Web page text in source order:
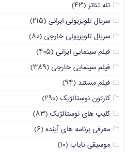
تله تئاتر(۴۳)
سریال تلویزیونی ایرانی (۲۱۵)
سریال تلویزیونی خارجی (۸۰)
فیلم سینمایی ایرانی (۴۰۵)
فیلم سینمایی خارجی (۳۸۹)
فیلم مستند (۹۴)
کارتون نوستالژیک (۲۹۰)
کلیپ های نوستالژیک (۸۳)
معرفی برنامه های آینده (۶)
موسیقی نایاب (۱۰)